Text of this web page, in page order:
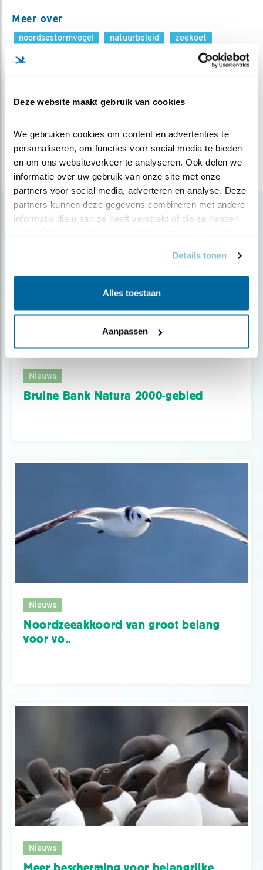
Deze website maakt gebruik van cookies
We gebruiken cookies om content en advertenties te
personaliseren, om functies voor social media te bieden
en om ons websiteverkeer te analyseren. Ook delen we
informatie over uw gebruik van onze site met onze
partners voor social media, adverteren en analyse. Deze
partners kunnen deze gegevens combineren met andere
informatie die u aan ze heeft verstrekt of die ze hebben
Details tonen
Alles toestaan
Aanpassen
Meer over
noordsestormvogel natuurbeleid
zeekoet
drieteenmeeuw
natura2000
zeevogels alk noordzee
Deel dit bericht
Gerelateerde items
Nieuws
Bruine Bank Natura 2000-gebied
Nieuws
Noordzeeakkoord van groot belang
voor vo..
Nieuws